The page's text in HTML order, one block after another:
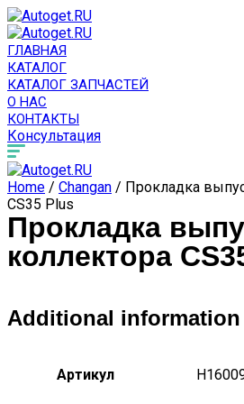
ГЛАВНАЯ
КАТАЛОГ
КАТАЛОГ ЗАПЧАСТЕЙ
О НАС
КОНТАКТЫ
Консультация
Home / Changan / Прокладка
CS35 Plus
Прокладка
коллектора
Additional information
Артикул